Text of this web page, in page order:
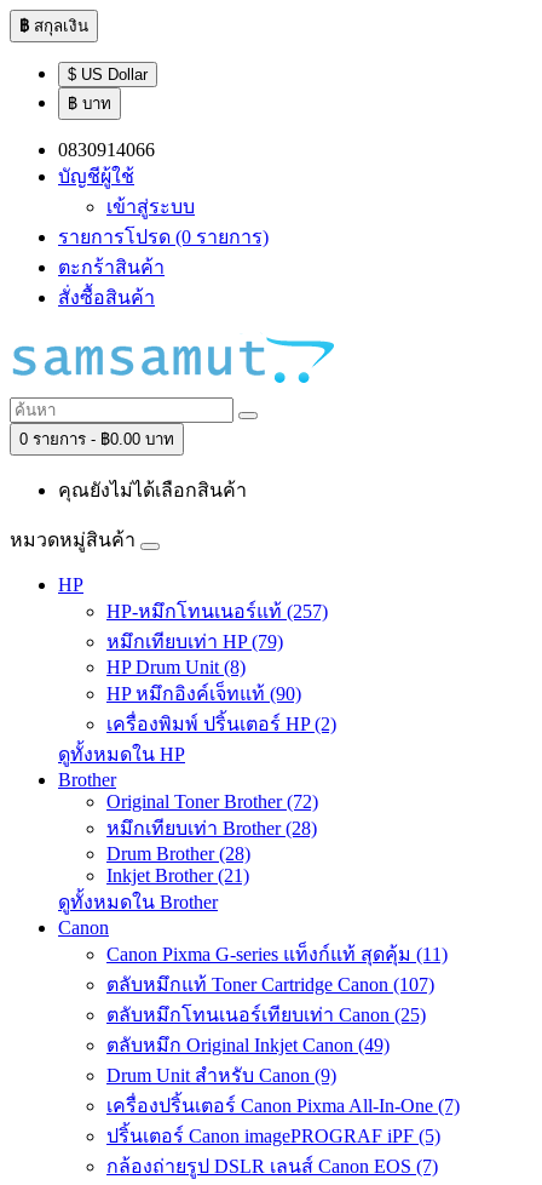
฿ สกุลเงิน
$ US Dollar
฿ บาท
0830914066
บัญชีผู้ใช้
เข้าสู่ระบบ
รายการโปรด (0 รายการ)
ตะกร้าสินค้า
สั่งซื้อสินค้า
0 รายการ - ฿0.00 บาท
คุณยังไม่ได้เลือกสินค้า
หมวดหมู่สินค้า
HP
HP-หมึกโทนเนอร์แท้ (257)
หมึกเทียบเท่า HP (79)
HP Drum Unit (8)
HP หมึกอิงค์เจ็ทแท้ (90)
เครื่องพิมพ์ ปริ้นเตอร์ HP (2)
ดูทั้งหมดใน HP
Brother
Original Toner Brother (72)
หมึกเทียบเท่า Brother (28)
Drum Brother (28)
Inkjet Brother (21)
ดูทั้งหมดใน Brother
Canon
Canon Pixma G-series แท็งก์แท้ สุดคุ้ม (11)
ตลับหมึกแท้ Toner Cartridge Canon (107)
ตลับหมึกโทนเนอร์เทียบเท่า Canon (25)
ตลับหมึก Original Inkjet Canon (49)
Drum Unit สำหรับ Canon (9)
เครื่องปริ้นเตอร์ Canon Pixma All-In-One (7)
ปริ้นเตอร์ Canon imagePROGRAF iPF (5)
กล้องถ่ายรูป DSLR เลนส์ Canon EOS (7)